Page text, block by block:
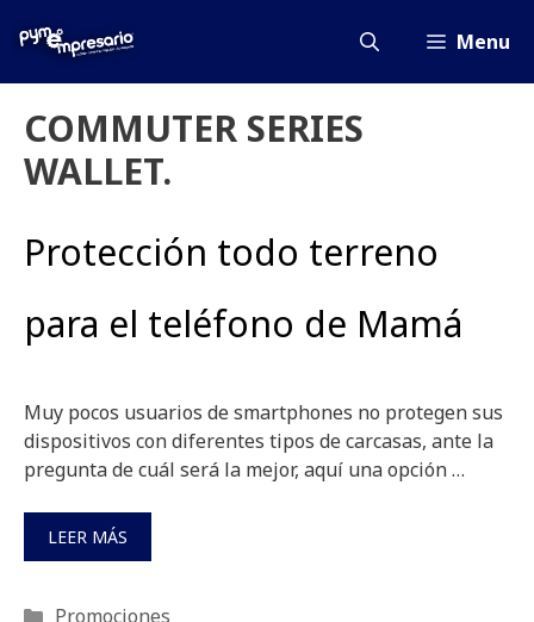
Menu
COMMUTER SERIES
WALLET.
Protección todo terreno
para el teléfono de Mamá
Muy pocos usuarios de smartphones no protegen sus
dispositivos con diferentes tipos de carcasas, ante la
pregunta de cuál será la mejor, aquí una opción …
LEER MÁS
Categorías
Promociones